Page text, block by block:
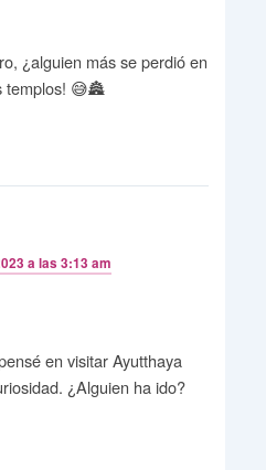
¿alguien más se perdió en
templos! 😅🏯
a las 3:13 am
en visitar Ayutthaya
¿Alguien ha ido?